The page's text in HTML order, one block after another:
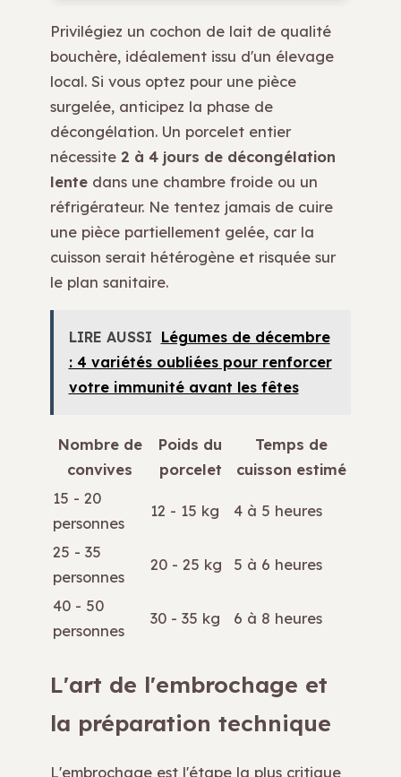
Privilégiez un cochon de lait de qualité
bouchère, idéalement issu d'un élevage
local. Si vous optez pour une pièce
surgelée, anticipez la phase de
décongélation. Un porcelet entier
nécessite 2 à 4 jours de décongélation
lente dans une chambre froide ou un
réfrigérateur. Ne tentez jamais de cuire
une pièce partiellement gelée, car la
cuisson serait hétérogène et risquée sur
le plan sanitaire.
LIRE AUSSI Légumes de décembre
: 4 variétés oubliées pour renforcer
votre immunité avant les fêtes
Nombre de
convives
Poids du
porcelet
Temps de
cuisson estimé
15 - 20
personnes
12 - 15 kg 4 à 5 heures
25 - 35
personnes
20 - 25 kg 5 à 6 heures
40 - 50
personnes
30 - 35 kg 6 à 8 heures
L'art de l'embrochage et
la préparation technique
L'embrochage est l'étape la plus critique